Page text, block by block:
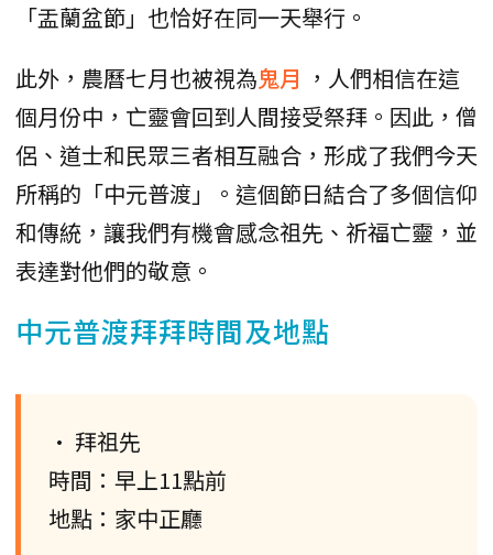
「盂蘭盆節」也恰好在同一天舉行。
此外，農曆七月也被視為鬼月 ，人們相信在這
個月份中，亡靈會回到人間接受祭拜。因此，僧
侶、道士和民眾三者相互融合，形成了我們今天
所稱的「中元普渡」。這個節日結合了多個信仰
和傳統，讓我們有機會感念祖先、祈福亡靈，並
表達對他們的敬意。
中元普渡拜拜時間及地點
• 拜祖先
時間：早上11點前
地點：家中正廳